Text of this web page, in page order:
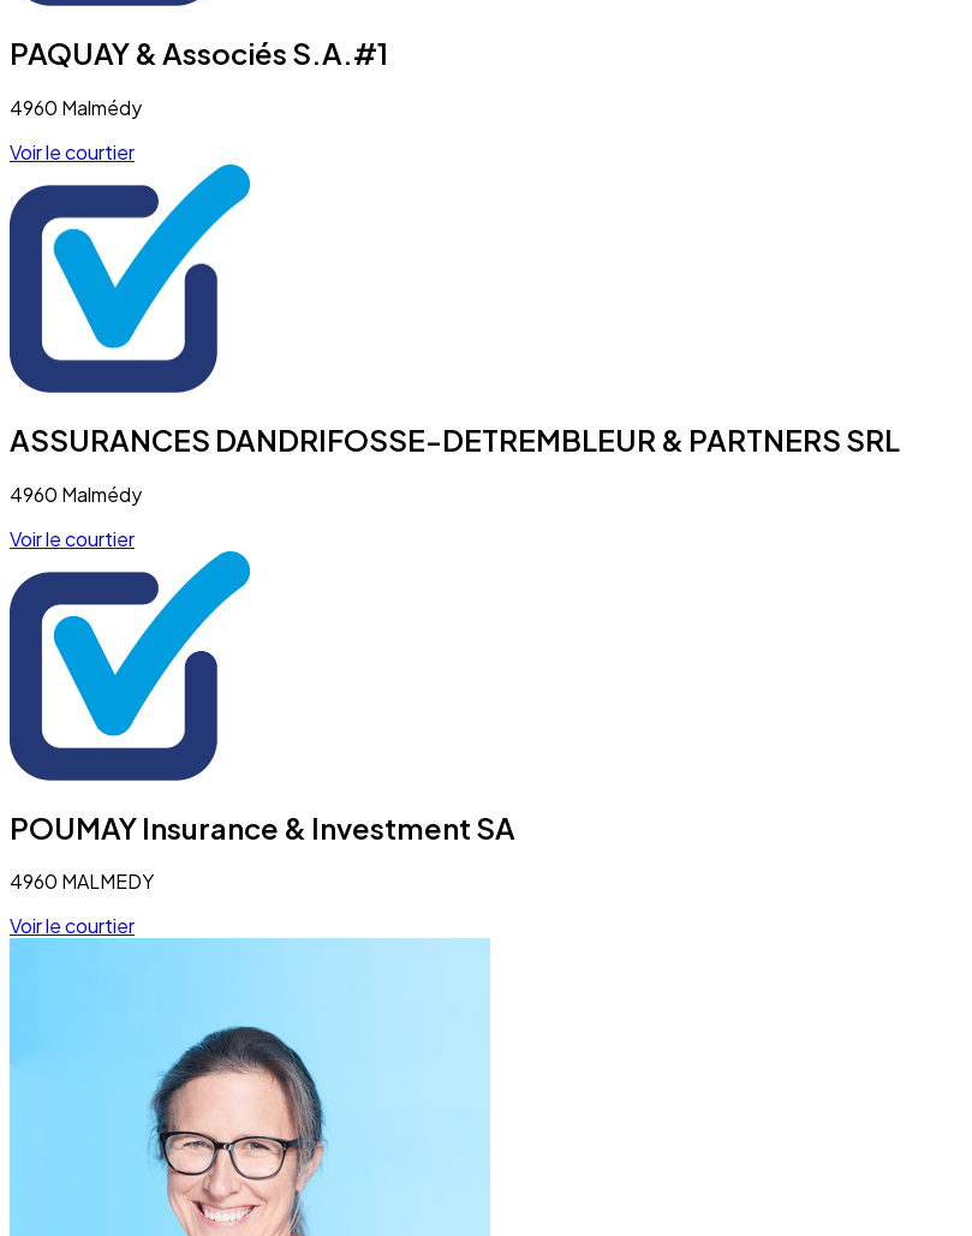
PAQUAY & Associés S.A.#1
4960 Malmédy
Voir le courtier
ASSURANCES DANDRIFOSSE-DETREMBLEUR & PARTNERS SRL
4960 Malmédy
Voir le courtier
POUMAY Insurance & Investment SA
4960 MALMEDY
Voir le courtier